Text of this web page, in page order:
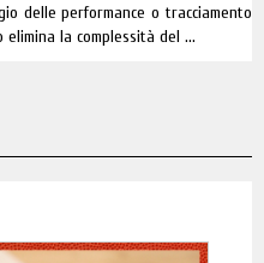
delle performance o tracciamento
la complessità del ...